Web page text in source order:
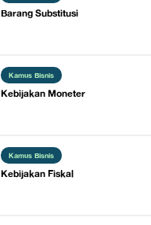
Barang Substitusi
Kamus Bisnis
​Kebijakan Moneter
Kamus Bisnis
​Kebijakan Fiskal